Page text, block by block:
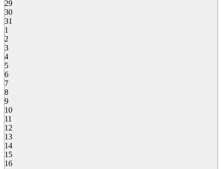
29
30
31
1
2
3
4
5
6
7
8
9
10
11
12
13
14
15
16